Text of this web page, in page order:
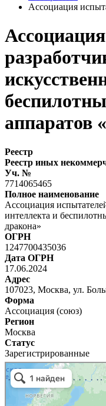
Ассоциация
аппаратов
Реестр
Реестр иных
Уч. №
7714065465
Полное наименование
Ассоциация
интеллекта и
дракона»
ОГРН
1247700435036
Дата ОГРН
17.06.2024
Адрес
107023, Москва, ул.
Форма
Ассоциация (союз)
Регион
Москва
Статус
Зарегистрированные